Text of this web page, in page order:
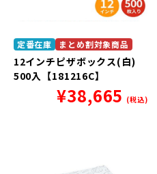
定番在庫 まとめ割対象商品
12インチピザボックス(白)
500入【181216C】
¥38,665 (税込)